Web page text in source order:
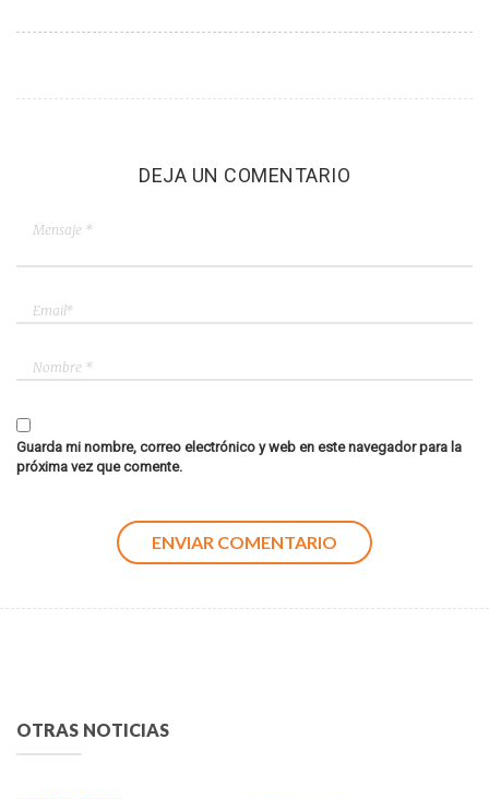
DEJA UN COMENTARIO
Guarda mi nombre, correo electrónico y web en este navegador para la
próxima vez que comente.
OTRAS NOTICIAS